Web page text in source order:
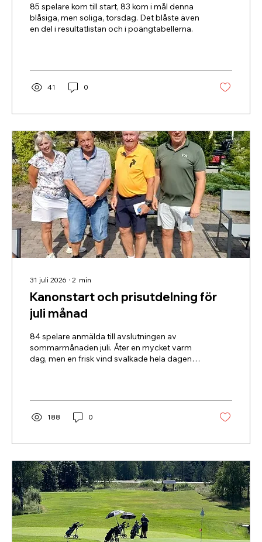
85 spelare kom till start, 83 kom i mål denna
blåsiga, men soliga, torsdag. Det blåste även
en del i resultatlistan och i poängtabellerna.
41 0
31 juli 2026 ∙ 2 min
Kanonstart och prisutdelning för
juli månad
84 spelare anmälda till avslutningen av
sommarmånaden juli. Åter en mycket varm
dag, men en frisk vind svalkade hela dagen.
188 0